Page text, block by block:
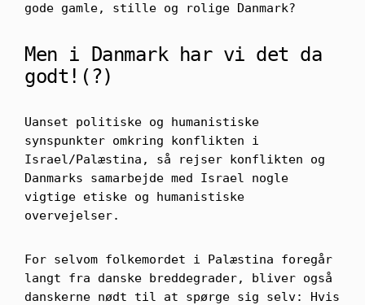
gode gamle, stille og rolige Danmark?
Men i Danmark har vi det da
godt!(?)
Uanset politiske og humanistiske
synspunkter omkring konflikten i
Israel/Palæstina, så rejser konflikten og
Danmarks samarbejde med Israel nogle
vigtige etiske og humanistiske
overvejelser.
For selvom folkemordet i Palæstina foregår
langt fra danske breddegrader, bliver også
danskerne nødt til at spørge sig selv: Hvis